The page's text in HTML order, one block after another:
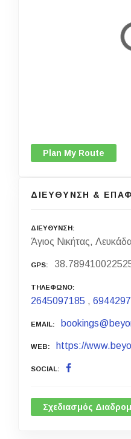
Plan My Route
ΔΙΕΥΘΥΝΣΗ &
ΔΙΕΥΘΥΝΣΗ
Άγιος Νικήτας,
GPS
ΤΗΛΕΦΩΝΟ
2645097185 ,
EMAIL
WEB https://
SOCIAL
Σχεδιασμός